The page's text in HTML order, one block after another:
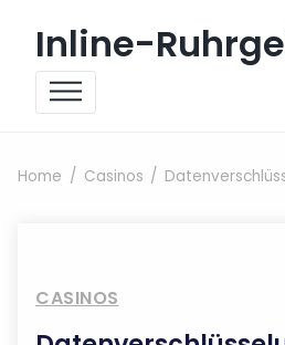
Inline-
Home Casinos
CASINOS